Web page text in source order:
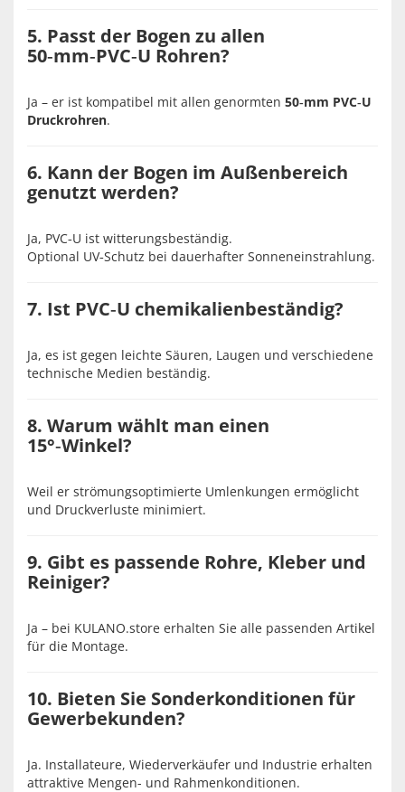
5. Passt der Bogen zu allen
50‑mm‑PVC‑U Rohren?
Ja – er ist kompatibel mit allen genormten 50‑mm PVC‑U
Druckrohren.
6. Kann der Bogen im Außenbereich
genutzt werden?
Ja, PVC‑U ist witterungsbeständig.
Optional UV‑Schutz bei dauerhafter Sonneneinstrahlung.
7. Ist PVC‑U chemikalienbeständig?
Ja, es ist gegen leichte Säuren, Laugen und verschiedene
technische Medien beständig.
8. Warum wählt man einen
15°‑Winkel?
Weil er strömungsoptimierte Umlenkungen ermöglicht
und Druckverluste minimiert.
9. Gibt es passende Rohre, Kleber und
Reiniger?
Ja – bei KULANO.store erhalten Sie alle passenden Artikel
für die Montage.
10. Bieten Sie Sonderkonditionen für
Gewerbekunden?
Ja. Installateure, Wiederverkäufer und Industrie erhalten
attraktive Mengen- und Rahmenkonditionen.